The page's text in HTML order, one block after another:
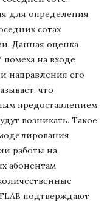
для определения
сотах
Данная оценка
на входе
направления его
что
предоставлением
возникать. Такое
работы на
абонентам
подтверждают